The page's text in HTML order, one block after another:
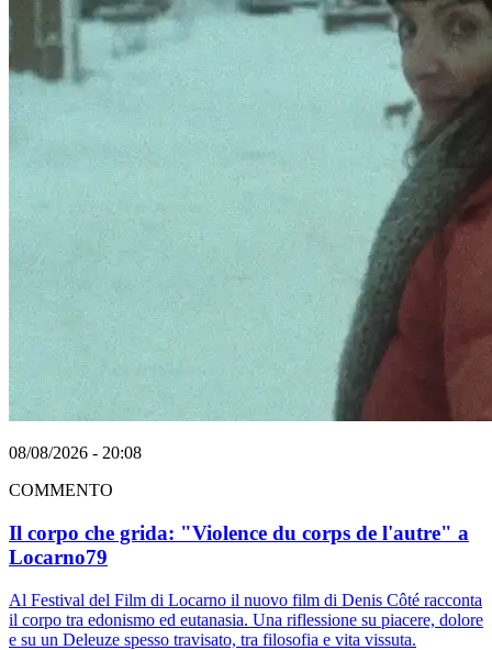
08/08/2026 - 20:08
COMMENTO
Il corpo che grida: "Violence du corps de l'autre" a
Locarno79
Al Festival del Film di Locarno il nuovo film di Denis Côté racconta
il corpo tra edonismo ed eutanasia. Una riflessione su piacere, dolore
e su un Deleuze spesso travisato, tra filosofia e vita vissuta.